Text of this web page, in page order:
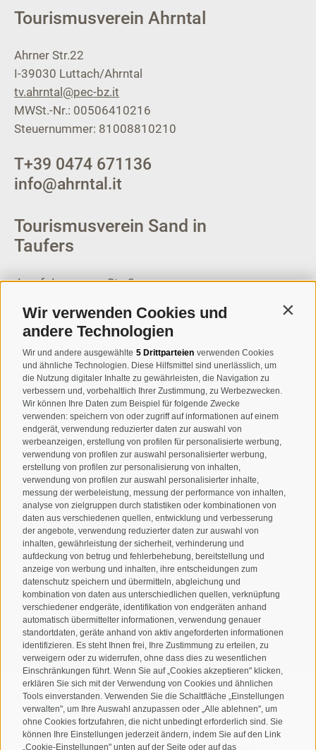
Wir verwenden Cookies und
andere Technologien
Wir und andere ausgewählte 5 Drittparteien verwenden Cookies
und ähnliche Technologien. Diese Hilfsmittel sind unerlässlich, um
die Nutzung digitaler Inhalte zu gewährleisten, die Navigation zu
verbessern und, vorbehaltlich Ihrer Zustimmung, zu Werbezwecken.
Wir können Ihre Daten zum Beispiel für folgende Zwecke
verwenden: speichern von oder zugriff auf informationen auf einem
endgerät, verwendung reduzierter daten zur auswahl von
werbeanzeigen, erstellung von profilen für personalisierte werbung,
verwendung von profilen zur auswahl personalisierter werbung,
erstellung von profilen zur personalisierung von inhalten,
verwendung von profilen zur auswahl personalisierter inhalte,
messung der werbeleistung, messung der performance von inhalten,
analyse von zielgruppen durch statistiken oder kombinationen von
daten aus verschiedenen quellen, entwicklung und verbesserung
der angebote, verwendung reduzierter daten zur auswahl von
inhalten, gewährleistung der sicherheit, verhinderung und
aufdeckung von betrug und fehlerbehebung, bereitstellung und
anzeige von werbung und inhalten, ihre entscheidungen zum
datenschutz speichern und übermitteln, abgleichung und
kombination von daten aus unterschiedlichen quellen, verknüpfung
verschiedener endgeräte, identifikation von endgeräten anhand
automatisch übermittelter informationen, verwendung genauer
standortdaten, geräte anhand von aktiv angeforderten informationen
identifizieren. Es steht Ihnen frei, Ihre Zustimmung zu erteilen, zu
verweigern oder zu widerrufen, ohne dass dies zu wesentlichen
Einschränkungen führt. Wenn Sie auf „Cookies akzeptieren" klicken,
erklären Sie sich mit der Verwendung von Cookies und ähnlichen
Tools einverstanden. Verwenden Sie die Schaltfläche „Einstellungen
verwalten", um Ihre Auswahl anzupassen oder „Alle ablehnen", um
ohne Cookies fortzufahren, die nicht unbedingt erforderlich sind. Sie
können Ihre Einstellungen jederzeit ändern, indem Sie auf den Link
„Cookie-Einstellungen" unten auf der Seite oder auf das
Tourismusverein Ahrntal
Ahrner Str.22
I-39030 Luttach/Ahrntal
tv.ahrntal@pec-bz.it
MWSt.-Nr.: 00506410216
Steuernummer: 81008810210
T+39 0474 671136
info@ahrntal.it
Tourismusverein Sand in
Taufers
Josef-Jungmann-Str. 8
MWSt.-Nr: 00518320213
T+39 0474 678076
info@taufers.com
Newsletteranmeldung
Ich habe dieDatenschutzbestimmungengelesen und
verstanden und stimme der Verarbeitung meiner
personenbezogenen Daten durch den Verantwortlichen zu
ANMELDEN
Sitemap • Impressum • Cookie-Richtlinie • Privacy •